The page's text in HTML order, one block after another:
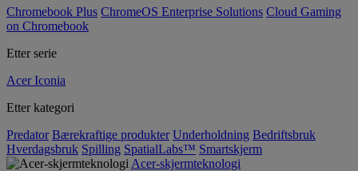
Chromebook Plus ChromeOS Enterprise Solutions Cloud Gaming
on Chromebook
Etter serie
Acer Iconia
Etter kategori
Predator Bærekraftige produkter Underholdning Bedriftsbruk
Hverdagsbruk Spilling SpatialLabs™ Smartskjerm
Acer-skjermteknologi